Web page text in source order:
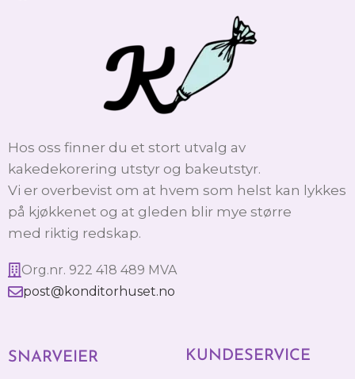
Hos oss finner du et stort utvalg av
kakedekorering utstyr og bakeutstyr.
Vi er overbevist om at hvem som helst kan lykkes
på kjøkkenet og at gleden blir mye større
med riktig redskap.
Org.nr. 922 418 489 MVA
post@konditorhuset.no
SNARVEIER KUNDESERVICE